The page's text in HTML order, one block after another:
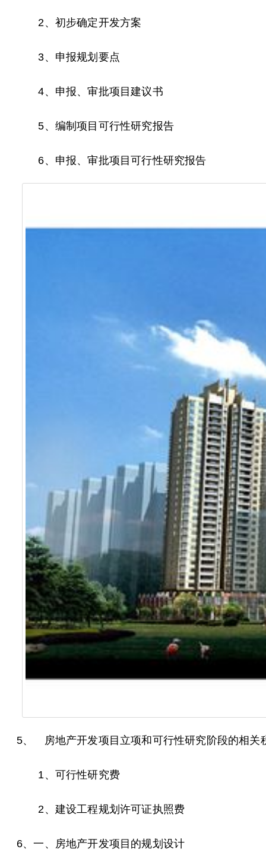
2、初步确定开发方案
3、申报规划要点
4、申报、审批项目建议书
5、编制项目可行性研究报告
6、申报、审批项目可行性研究报告
5、 房地产开发项目立项和可行性研究阶段的相关
1、可行性研究费
2、建设工程规划许可证执照费
6、一、房地产开发项目的规划设计